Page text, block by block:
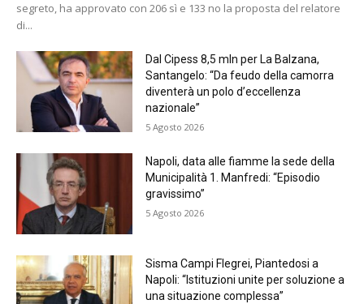
segreto, ha approvato con 206 sì e 133 no la proposta del relatore
di...
Dal Cipess 8,5 mln per La Balzana,
Santangelo: “Da feudo della camorra
diventerà un polo d’eccellenza
nazionale”
5 Agosto 2026
Napoli, data alle fiamme la sede della
Municipalità 1. Manfredi: “Episodio
gravissimo”
5 Agosto 2026
Sisma Campi Flegrei, Piantedosi a
Napoli: “Istituzioni unite per soluzione a
una situazione complessa”